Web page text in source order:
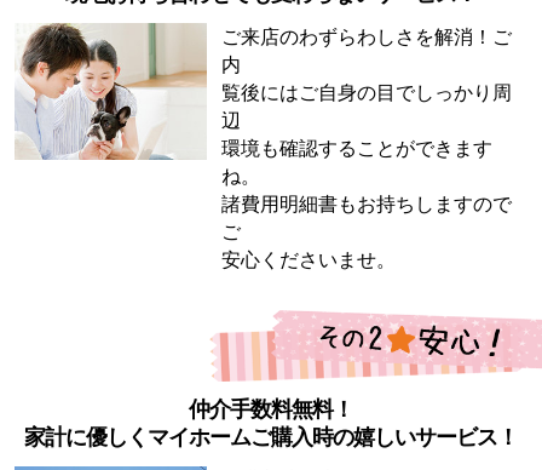
ご来店のわずらわしさを解消！ご
内
覧後にはご自身の目でしっかり周
辺
環境も確認することができます
ね。
諸費用明細書もお持ちしますので
ご
安心くださいませ。
仲介手数料無料！
家計に優しくマイホームご購入時の嬉しいサービス！